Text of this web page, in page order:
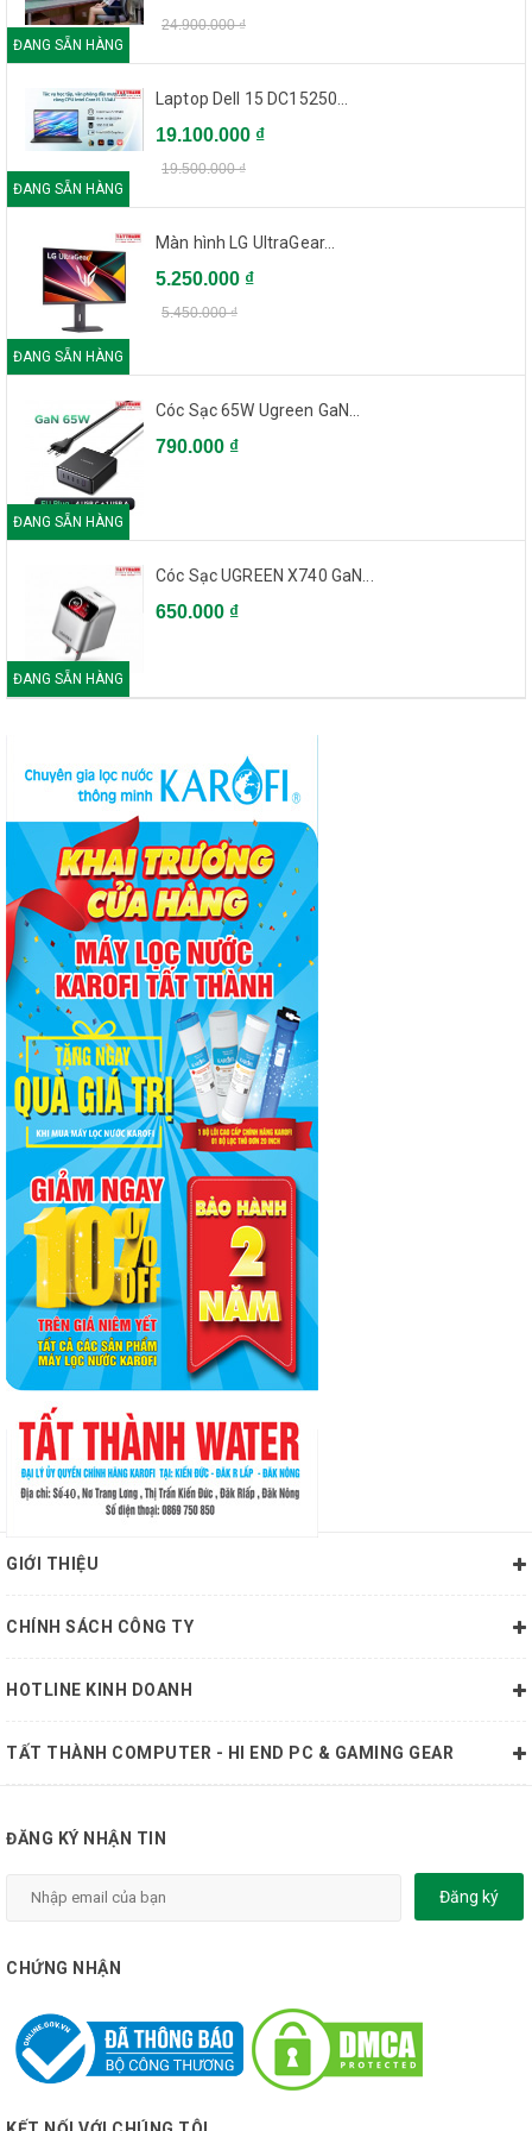
ĐANG SẴN HÀNG
24.900.000 ₫
ĐANG SẴN HÀNG
Laptop Dell 15 DC15250...
19.100.000 ₫
19.500.000 ₫
ĐANG SẴN HÀNG
Màn hình LG UltraGear...
5.250.000 ₫
5.450.000 ₫
ĐANG SẴN HÀNG
Cóc Sạc 65W Ugreen GaN...
790.000 ₫
ĐANG SẴN HÀNG
Cóc Sạc UGREEN X740 GaN...
650.000 ₫
GIỚI THIỆU
CHÍNH SÁCH CÔNG TY
HOTLINE KINH DOANH
TẤT THÀNH COMPUTER - HI END PC & GAMING GEAR
ĐĂNG KÝ NHẬN TIN
Đăng ký
CHỨNG NHẬN